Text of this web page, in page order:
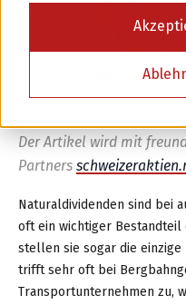
Der Artikel wird mit
Partners
Naturaldividenden sind bei
oft ein wichtiger Bestandteil
stellen sie sogar die einzige
trifft sehr oft bei
Transportunternehmen zu,